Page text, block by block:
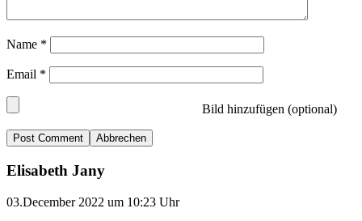
Name *
Email *
Bild hinzufügen (optional)
Abbrechen
Elisabeth Jany
03.December 2022 um 10:23 Uhr